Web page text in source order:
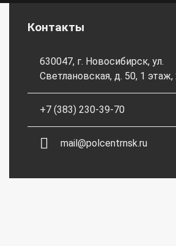
Контакты
630047, г. Новосибирск, ул.
Светлановская, д. 50, 1
+7 (383) 230-39-70
mail@polcentrnsk.ru